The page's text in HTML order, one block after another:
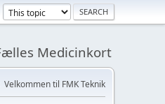
Medicinkort
Velkommen til FMK Teknik